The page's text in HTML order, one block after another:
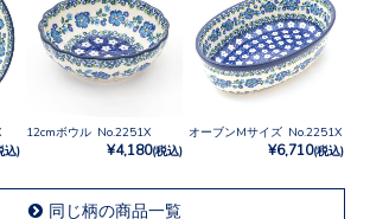
込)
12cmボウル No.2251X
¥4,180(税込)
オーブンMサイズ No.2251X
¥6,710(税込)
同じ柄の商品一覧